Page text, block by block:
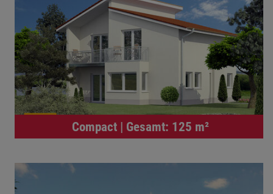
Compact | Gesamt: 125 m²